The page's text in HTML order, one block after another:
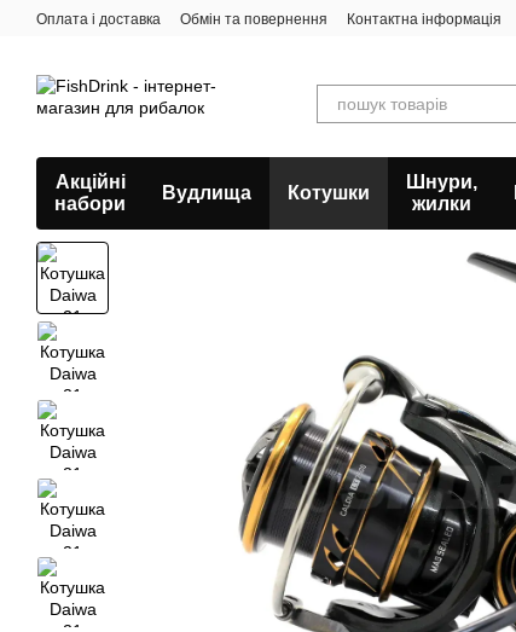
Перейти к основному контенту
Оплата і доставка Обмін та повернення Контактна інформація
Акційні
набори
Вудлища Котушки
Шнури,
жилки